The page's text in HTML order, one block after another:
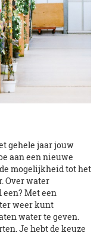
gehele jaar jouw
aan een nieuwe
mogelijkheid tot het
Over water
een? Met een
weer kunt
water te geven.
Je hebt de keuze